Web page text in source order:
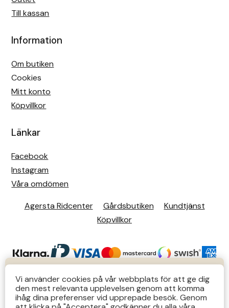
KUNDTJÄNST
Butiks- & telefontider Mån-Tors 12-14 Lör 12-14
Till kassan
Information
Om butiken
Cookies
Mitt konto
Köpvillkor
Länkar
Facebook
Instagram
Våra omdömen
Agersta Ridcenter Gårdsbutiken
Kundtjänst
Köpvillkor
Vi använder cookies på vår webbplats för att ge dig
den mest relevanta upplevelsen genom att komma
ihåg dina preferenser vid upprepade besök. Genom